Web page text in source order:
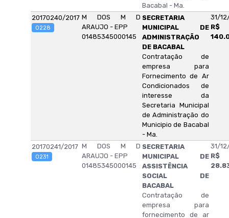
Bacabal - Ma.
20170240/2017
0228
M DOS M D
ARAUJO - EPP
01485345000145
SECRETARIA
MUNICIPAL DE
ADMINISTRAÇÃO
DE BACABAL
Contratação de
empresa para
Fornecimento de Ar
Condicionados de
interesse da
Secretaria Municipal
de Administração do
Municipio de Bacabal
- Ma.
31/
R$
20170241/2017
0231
M DOS M D
ARAUJO - EPP
01485345000145
SECRETARIA
MUNICIPAL DE
ASSISTÊNCIA
SOCIAL DE
BACABAL
Contratação de
empresa para
fornecimento de ar
31/
R$